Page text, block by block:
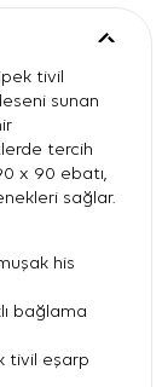
tivil
sunan
tercih
x 90 ebatı,
sağlar.
his
bağlama
tivil eşarp